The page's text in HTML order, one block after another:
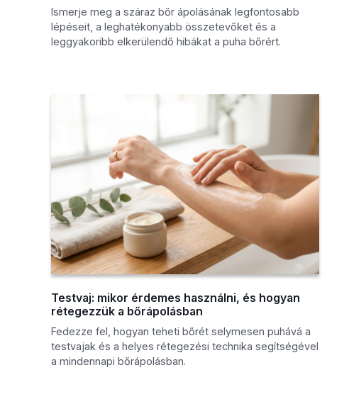
Ismerje meg a száraz bőr ápolásának legfontosabb
lépéseit, a leghatékonyabb összetevőket és a
leggyakoribb elkerülendő hibákat a puha bőrért.
Testvaj: mikor érdemes használni, és hogyan
rétegezzük a bőrápolásban
Fedezze fel, hogyan teheti bőrét selymesen puhává a
testvajak és a helyes rétegezési technika segítségével
a mindennapi bőrápolásban.